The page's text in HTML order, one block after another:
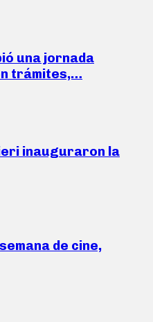
una jornada
trámites,…
inauguraron la
de cine,